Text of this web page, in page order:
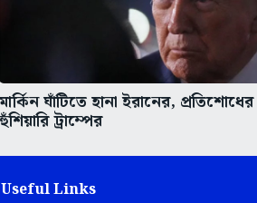
মার্কিন ঘাঁটিতে হানা ইরানের, প্রতিশোধের
হুঁশিয়ারি ট্রাম্পের
Useful Links